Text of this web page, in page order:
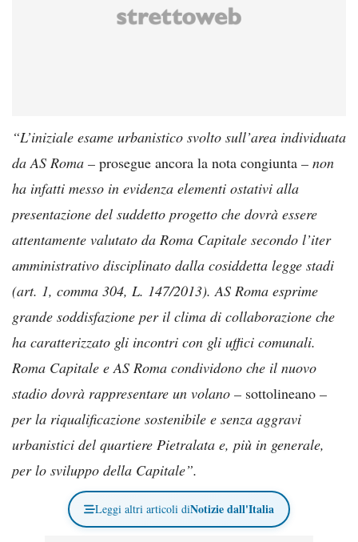
“L’iniziale esame urbanistico svolto sull’area individuata
da AS Roma – prosegue ancora la nota congiunta – non
ha infatti messo in evidenza elementi ostativi alla
presentazione del suddetto progetto che dovrà essere
attentamente valutato da Roma Capitale secondo l’iter
amministrativo disciplinato dalla cosiddetta legge stadi
(art. 1, comma 304, L. 147/2013). AS Roma esprime
grande soddisfazione per il clima di collaborazione che
ha caratterizzato gli incontri con gli uffici comunali.
Roma Capitale e AS Roma condividono che il nuovo
stadio dovrà rappresentare un volano – sottolineano –
per la riqualificazione sostenibile e senza aggravi
urbanistici del quartiere Pietralata e, più in generale,
per lo sviluppo della Capitale”.
Leggi altri articoli diNotizie dall'Italia